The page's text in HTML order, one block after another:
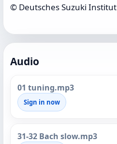
© Deutsches Suzuki Institut
Audio
01 tuning.mp3
Sign in now
31-32 Bach slow.mp3